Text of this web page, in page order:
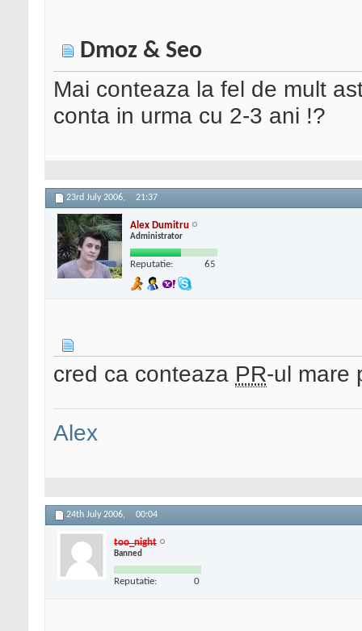
Dmoz & Seo
Mai conteaza la fel de mult
conta in urma cu 2-3 ani !?
23rd July 2006, 21:37
Alex Dumitru
Administrator
Reputatie: 65
cred ca conteaza PR-ul mare
Alex
24th July 2006, 00:04
too_night
Banned
Reputatie: 0